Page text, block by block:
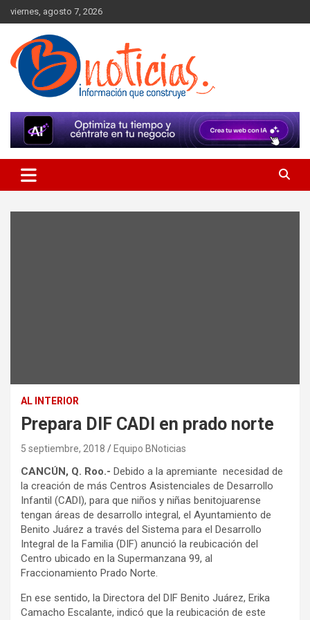
Skip
to
content
viernes, agosto 7, 2026
BNoticias
AL INTERIOR
Prepara DIF CADI en prado norte
5 septiembre, 2018 Equipo BNoticias
CANCÚN, Q. Roo.- Debido a la apremiante necesidad de
la creación de más Centros Asistenciales de Desarrollo
Infantil (CADI), para que niños y niñas benitojuarense
tengan áreas de desarrollo integral, el Ayuntamiento de
Benito Juárez a través del Sistema para el Desarrollo
Integral de la Familia (DIF) anunció la reubicación del
Centro ubicado en la Supermanzana 99, al
Fraccionamiento Prado Norte.
En ese sentido, la Directora del DIF Benito Juárez, Erika
Camacho Escalante, indicó que la reubicación de este